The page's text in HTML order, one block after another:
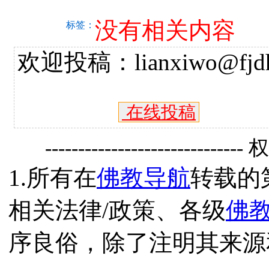
标签： 没有相关内容
欢迎投稿：
在线投稿
------------------------------
1.所有在佛教导航转载的
相关法律/政策、各级佛
序良俗，除了注明其来